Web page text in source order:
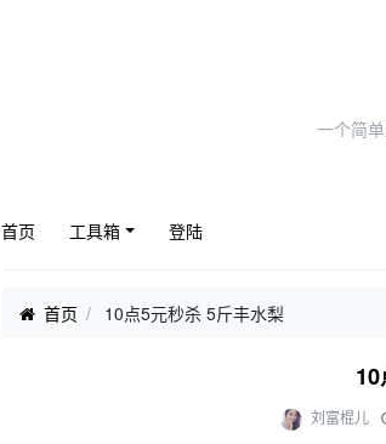
一个简
首页 工具箱 登陆
首页 10点5元秒杀 5斤丰水梨
刘富棍儿